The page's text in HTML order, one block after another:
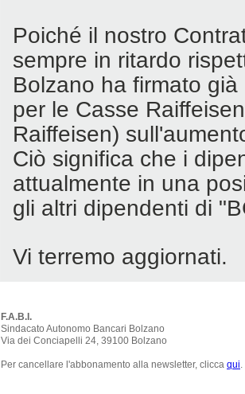
Poiché il nostro
sempre in ritardo
Bolzano ha firmato
per le Casse
Raiffeisen)
Ciò significa che i
attualmente in una
gli altri dipendenti di
Vi terremo aggiornati.
F.A.B.I.
Sindacato Autonomo Bancari Bolzano
Via dei Conciapelli 24, 39100 Bolzano
Per cancellare l'abbonamento alla newsletter, clicca qui.